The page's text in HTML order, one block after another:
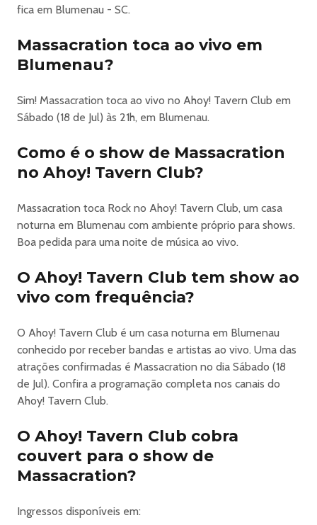
fica em Blumenau - SC.
Massacration toca ao vivo em
Blumenau?
Sim! Massacration toca ao vivo no Ahoy! Tavern Club em
Sábado (18 de Jul) às 21h, em Blumenau.
Como é o show de Massacration
no Ahoy! Tavern Club?
Massacration toca Rock no Ahoy! Tavern Club, um casa
noturna em Blumenau com ambiente próprio para shows.
Boa pedida para uma noite de música ao vivo.
O Ahoy! Tavern Club tem show ao
vivo com frequência?
O Ahoy! Tavern Club é um casa noturna em Blumenau
conhecido por receber bandas e artistas ao vivo. Uma das
atrações confirmadas é Massacration no dia Sábado (18
de Jul). Confira a programação completa nos canais do
Ahoy! Tavern Club.
O Ahoy! Tavern Club cobra
couvert para o show de
Massacration?
Ingressos disponíveis em: